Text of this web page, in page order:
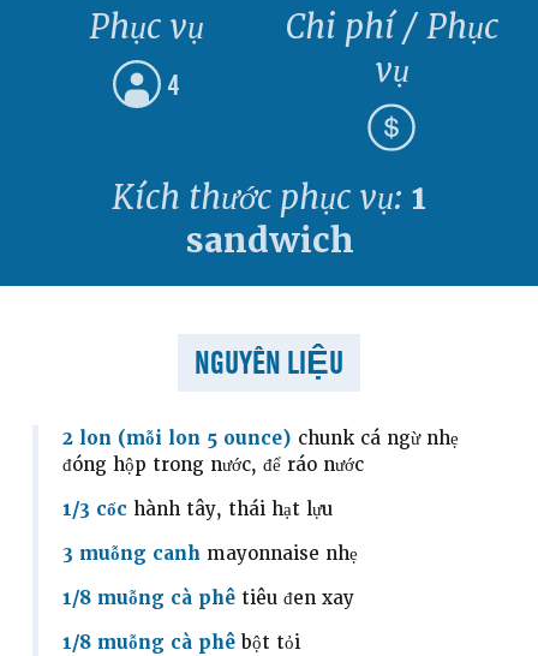
Phục vụ
4
Chi phí / Phục
vụ
Kích thước phục vụ: 1
sandwich
NGUYÊN LIỆU
2 lon (mỗi lon 5 ounce) chunk cá ngừ nhẹ
đóng hộp trong nước, để ráo nước
1/3 cốc hành tây, thái hạt lựu
3 muỗng canh mayonnaise nhẹ
1/8 muỗng cà phê tiêu đen xay
1/8 muỗng cà phê bột tỏi